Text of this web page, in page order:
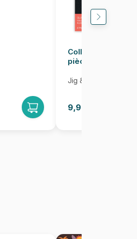
Colle pour Puzzle
pièces
Jig & Puz
9,95€